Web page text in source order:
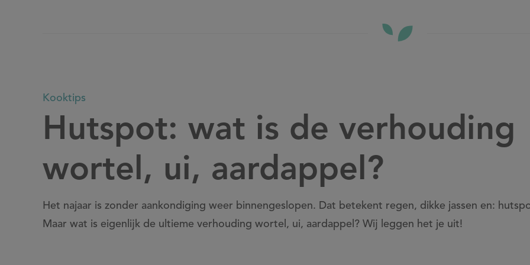
Hutspot:
wat
Kooktips
Hutspot: wat is de verhouding
wortel, ui, aardappel?
Het najaar is zonder aankondiging weer binnengeslopen. Dat betekent regen, dikke jassen en:
Maar wat is eigenlijk de ultieme verhouding wortel, ui, aardappel? Wij leggen het je uit!